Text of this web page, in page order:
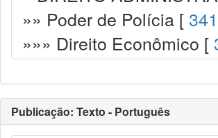
»» Poder de Polícia [
»»» Direito Econômico [
Publicação: Texto - Português